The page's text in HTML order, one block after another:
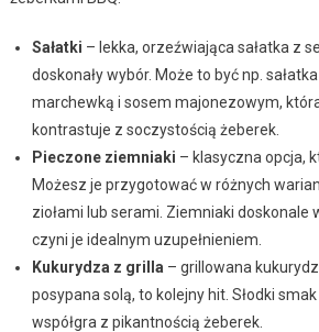
Sałatki – lekka, orzeźwiająca sałatka z
doskonały wybór. Może to być np.
marchewką i sosem majonezowym,
kontrastuje z soczystością żeberek.
Pieczone ziemniaki – klasyczna opcja,
Możesz je przygotować w różnych
ziołami lub serami. Ziemniaki doskonale
czyni je idealnym uzupełnieniem.
Kukurydza z grilla – grillowana
posypana solą, to kolejny hit. Słodki
współgra z pikantnością żeberek.